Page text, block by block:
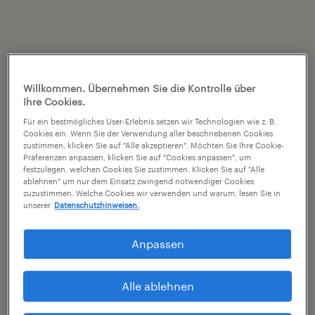
Willkommen. Übernehmen Sie die Kontrolle über
Ihre Cookies.
Für ein bestmögliches User-Erlebnis setzen wir Technologien wie z. B.
Cookies ein. Wenn Sie der Verwendung aller beschriebenen Cookies
zustimmen, klicken Sie auf "Alle akzeptieren". Möchten Sie Ihre Cookie-
Präferenzen anpassen, klicken Sie auf "Cookies anpassen", um
festzulegen, welchen Cookies Sie zustimmen. Klicken Sie auf "Alle
ablehnen" um nur dem Einsatz zwingend notwendiger Cookies
zuzustimmen. Welche Cookies wir verwenden und warum, lesen Sie in
unserer Datenschutzhinweisen.
Anpassen
Alle ablehnen